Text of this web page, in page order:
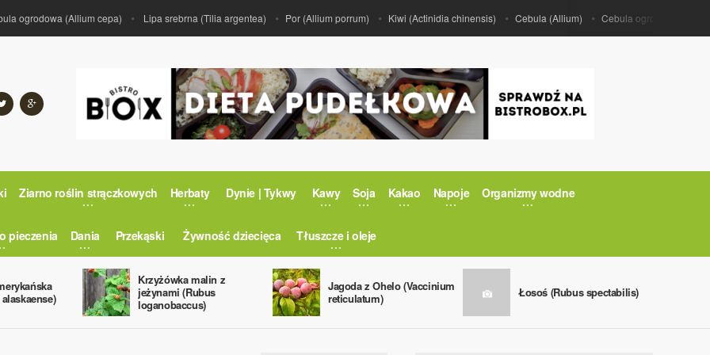
ogrodowa (Allium cepa) Lipa srebrna (Tilia argentea) Por (Allium porrum) Kiwi (Actinidia chinensis) Cebula (Allium) Cebula ogrodowa (Allium
Ziarno roślin strączkowych Herbaty Dynie | Tykwy Kawy Soja Kakao Napoje Organizmy wodne
pieczenia Dania Przekąski Żywność dziecięca Tłuszcze i oleje
Krzyżówka malin z
jeżynami (Rubus
loganobaccus)
Jagoda z Ohelo (Vaccinium
reticulatum)
Łosoś (Rubus spectabilis)